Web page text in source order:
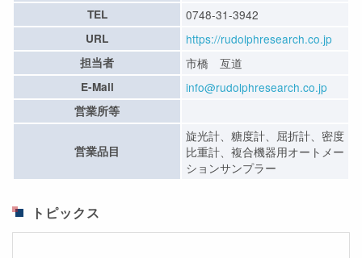
TEL 0748-31-3942
URL https://rudolphresearch.co.jp
担当者 市橋 亙道
E-Mail info@rudolphresearch.co.jp
営業所等
営業品目
旋光計、糖度計、屈折計、密度
比重計、複合機器用オートメー
ションサンプラー
トピックス